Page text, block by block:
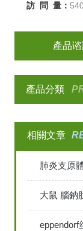
訪 問 量：
產品
產品分類
相關文章
肺炎支原
大鼠 腦鈉